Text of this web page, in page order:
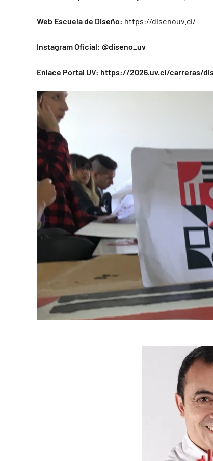
Web Escuela de Diseño: https://disenouv.cl/
Instagram Oficial: @diseno_uv
Enlace Portal UV: https://2026.uv.cl/carreras/